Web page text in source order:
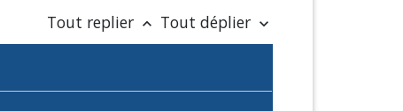
Tout replier keyboard_arrow_up Tout déplier keyboard_arrow_down